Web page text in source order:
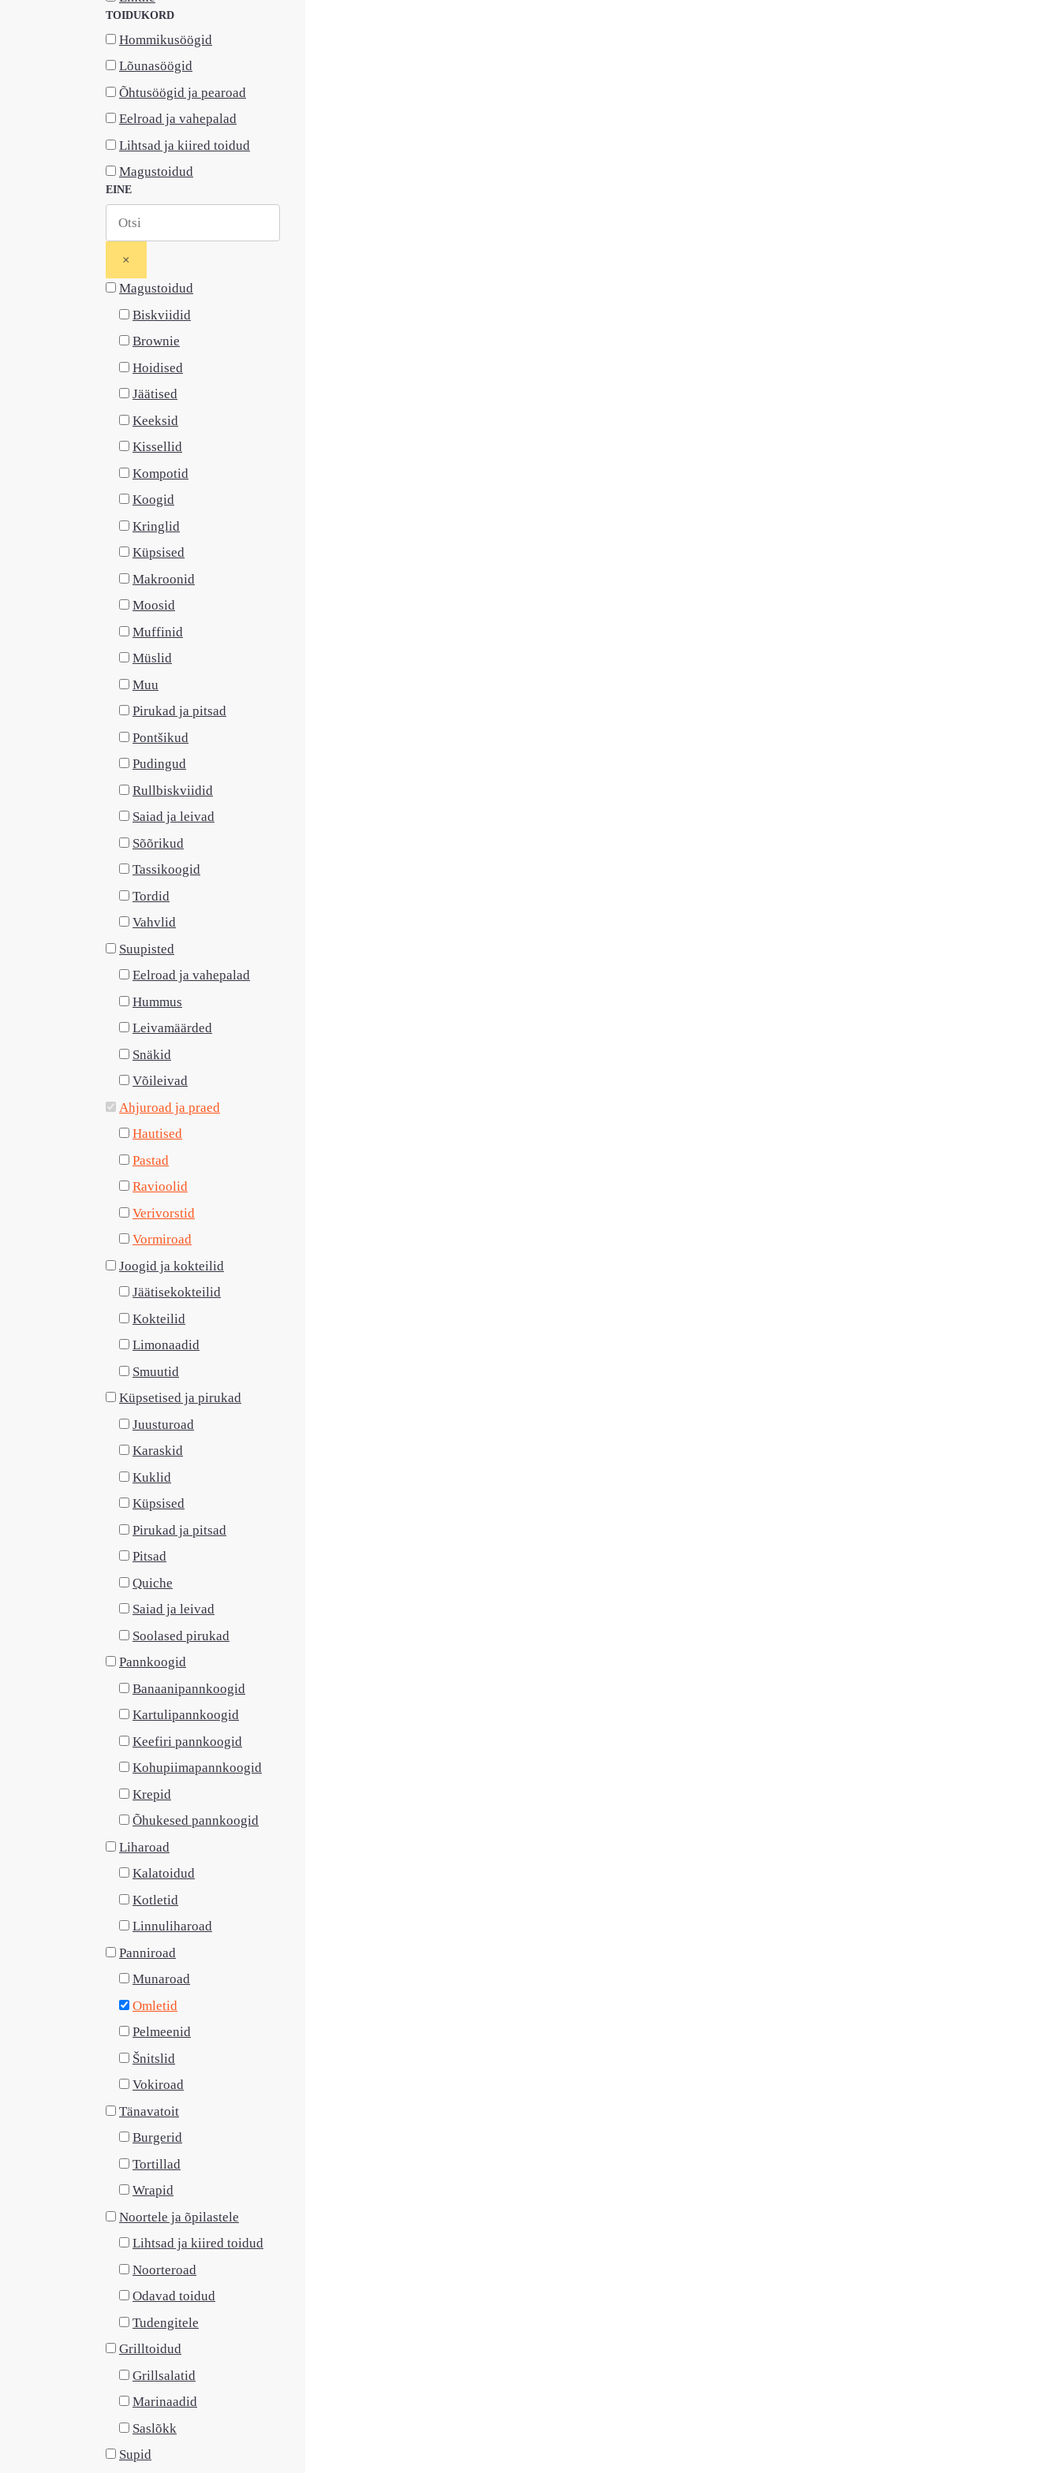
TOIDUKORD
Hommikusöögid
Lõunasöögid
Õhtusöögid ja pearoad
Eelroad ja vahepalad
Lihtsad ja kiired toidud
Magustoidud
EINE
×
Magustoidud
Biskviidid
Brownie
Hoidised
Jäätised
Keeksid
Kissellid
Kompotid
Koogid
Kringlid
Küpsised
Makroonid
Moosid
Muffinid
Müslid
Muu
Pirukad ja pitsad
Pontšikud
Pudingud
Rullbiskviidid
Saiad ja leivad
Sõõrikud
Tassikoogid
Tordid
Vahvlid
Suupisted
Eelroad ja vahepalad
Hummus
Leivamäärded
Snäkid
Võileivad
Ahjuroad ja praed
Hautised
Pastad
Ravioolid
Verivorstid
Vormiroad
Joogid ja kokteilid
Jäätisekokteilid
Kokteilid
Limonaadid
Smuutid
Küpsetised ja pirukad
Juusturoad
Karaskid
Kuklid
Küpsised
Pirukad ja pitsad
Pitsad
Quiche
Saiad ja leivad
Soolased pirukad
Pannkoogid
Banaanipannkoogid
Kartulipannkoogid
Keefiri pannkoogid
Kohupiimapannkoogid
Krepid
Õhukesed pannkoogid
Liharoad
Kalatoidud
Kotletid
Linnuliharoad
Panniroad
Munaroad
Omletid
Pelmeenid
Šnitslid
Vokiroad
Tänavatoit
Burgerid
Tortillad
Wrapid
Noortele ja õpilastele
Lihtsad ja kiired toidud
Noorteroad
Odavad toidud
Tudengitele
Grilltoidud
Grillsalatid
Marinaadid
Saslõkk
Supid